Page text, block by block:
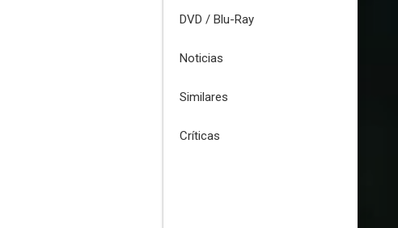
DVD / Blu-Ray
Noticias
Similares
Críticas